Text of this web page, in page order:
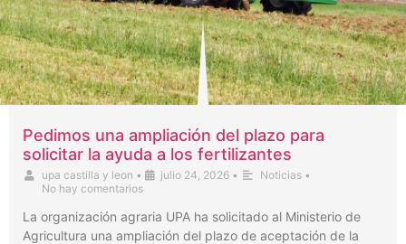
Pedimos una ampliación del plazo para
solicitar la ayuda a los fertilizantes
upa castilla y leon • julio 24, 2026 • Noticias •
No hay comentarios
La organización agraria UPA ha solicitado al Ministerio de
Agricultura una ampliación del plazo de aceptación de la